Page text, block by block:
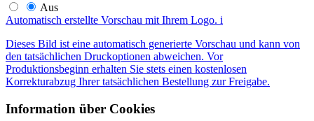
Aus
Automatisch erstellte Vorschau mit Ihrem Logo. i
Dieses Bild ist eine automatisch generierte Vorschau und kann von
den tatsächlichen Druckoptionen abweichen. Vor
Produktionsbeginn erhalten Sie stets einen kostenlosen
Korrekturabzug Ihrer tatsächlichen Bestellung zur Freigabe.
Information über Cookies